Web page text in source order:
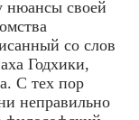
нюансы своей
со слов
Годхики,
С тех пор
неправильно